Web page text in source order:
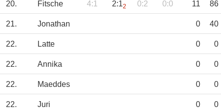
20. Fitsche 4:1 2:12 0:2 0:0 11 86
21. Jonathan 0 40
22. Latte 0 0
22. Annika 0 0
22. Maeddes 0 0
22. Juri 0 0